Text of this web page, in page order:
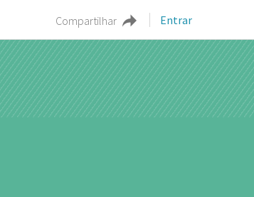
Compartilhar Entrar